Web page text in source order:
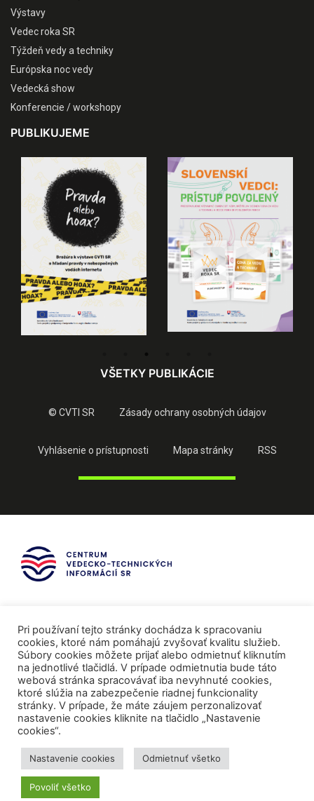
Výstavy
Vedec roka SR
Týždeň vedy a techniky
Európska noc vedy
Vedecká show
Konferencie / workshopy
PUBLIKUJEME
VŠETKY PUBLIKÁCIE
© CVTI SR Zásady ochrany osobných údajov
Vyhlásenie o prístupnosti Mapa stránky RSS
Mediálni partneri
Pri používaní tejto stránky dochádza k spracovaniu
cookies, ktoré nám pomáhajú zvyšovať kvalitu služieb.
Súbory cookies môžete prijať alebo odmietnuť kliknutím
na jednotlivé tlačidlá. V prípade odmietnutia bude táto
webová stránka spracovávať iba nevyhnuté cookies,
ktoré slúžia na zabezpečenie riadnej funkcionality
stránky. V prípade, že máte záujem perzonalizovať
nastavenie cookies kliknite na tlačidlo „Nastavenie
cookies“.
Nastavenie cookies Odmietnuť všetko
Povoliť všetko